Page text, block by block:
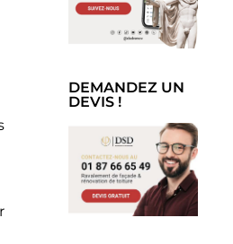
DEMANDEZ UN
DEVIS !